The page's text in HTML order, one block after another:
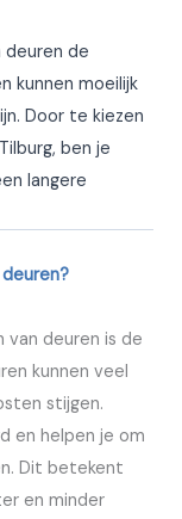
de
kunnen moeilijk
Door te kiezen
ben je
langere
van deuren is de
kunnen veel
stijgen.
en helpen je om
Dit betekent
en minder